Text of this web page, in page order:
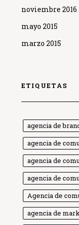
noviembre 2016
mayo 2015
marzo 2015
ETIQUETAS
agencia de
agencia de
agencia de
agencia de
Agencia de
agencia de